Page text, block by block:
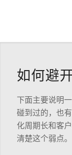
如何避
下面主要说明
碰到过的，也
化周期长和客
清楚这个弱点。